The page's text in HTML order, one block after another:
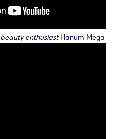
beauty enthusiastHanum Mega